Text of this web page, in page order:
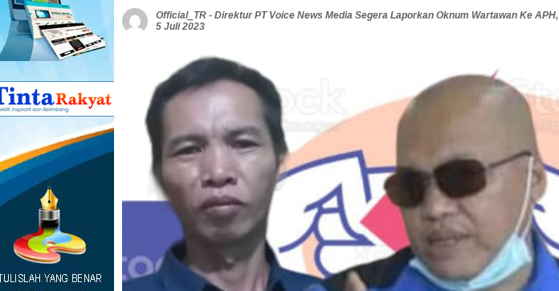
Official_TR - Direktur PT Voice News Media Segera Laporkan Oknum Wartawan Ke APH,
5 Juli 2023